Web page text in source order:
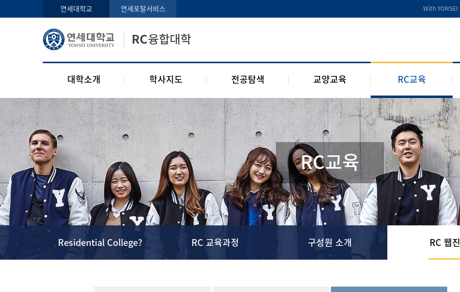
연세대학교 연세포탈서비스 With YONSEI
대학소개 학사지도 전공탐색 교양교육 RC교육
인사말
오시는 길
공지사항
학사지도사
RC 교육과정
1학년 RC
RC교육
Residential College? RC 교육과정 구성원 소개 RC 웹진